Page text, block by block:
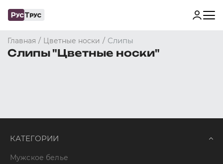
Главная / Цветные носки / Слипы
Слипы "Цветные носки"
КАТЕГОРИИ
Мужское белье